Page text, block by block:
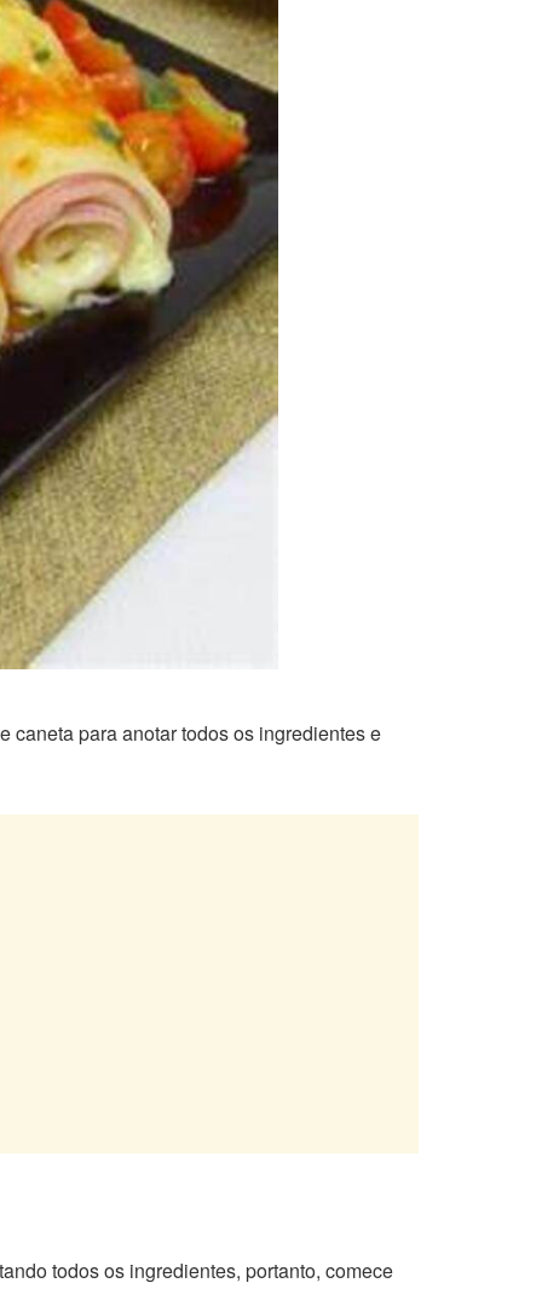
caneta para anotar todos os ingredientes e
todos os ingredientes, portanto, comece